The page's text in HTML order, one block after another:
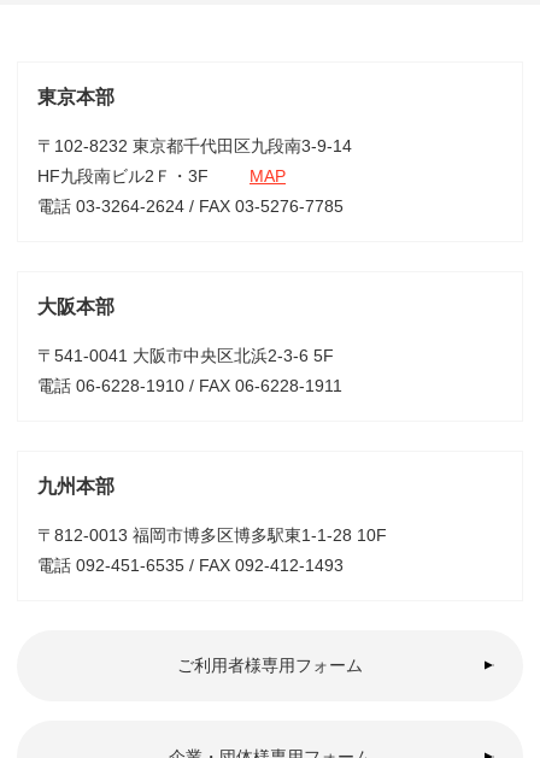
東京本部
〒102-8232 東京都千代田区九段南3-9-14
HF九段南ビル2Ｆ・3F
MAP
電話 03-3264-2624 / FAX 03-5276-7785
大阪本部
〒541-0041 大阪市中央区北浜2-3-6 5F
電話 06-6228-1910 / FAX 06-6228-1911
九州本部
〒812-0013 福岡市博多区博多駅東1-1-28 10F
電話 092-451-6535 / FAX 092-412-1493
ご利用者様専用フォーム